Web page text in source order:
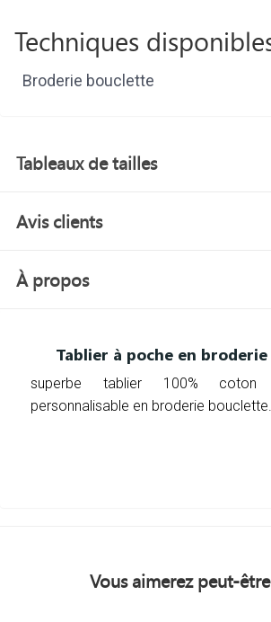
Techniques
Broderie bouclette
Tableaux de tailles
Avis clients
À propos
Tablier à poche en
superbe tablier 100%
personnalisable en broderie bouclette.
Vous aimerez peut-